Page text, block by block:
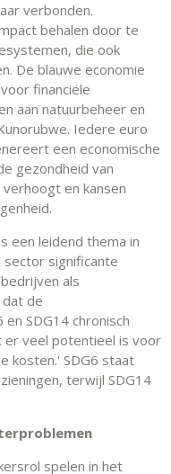
verbonden.
behalen door te
die ook
De blauwe economie
financiële
aan natuurbeheer en
Iedere euro
een economische
gezondheid van
en kansen
een leidend thema in
sector significante
als
de
SDG14 chronisch
er veel potentieel is voor
kosten.' SDG6 staat
terwijl SDG14
spelen in het